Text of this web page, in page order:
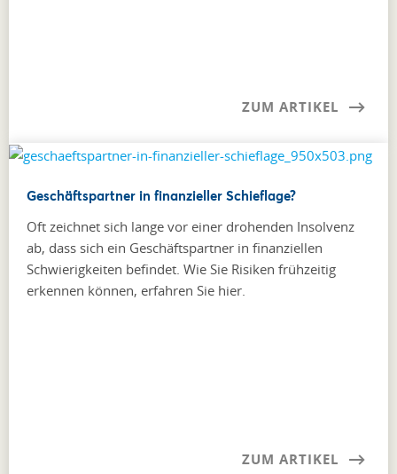
ZUM ARTIKEL
Geschäftspartner in finanzieller Schieflage?
Oft zeichnet sich lange vor einer drohenden Insolvenz
ab, dass sich ein Geschäftspartner in finanziellen
Schwierigkeiten befindet. Wie Sie Risiken frühzeitig
erkennen können, erfahren Sie hier.
ZUM ARTIKEL